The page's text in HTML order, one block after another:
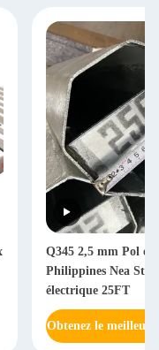
Q345 2,5 mm Pol
Philippines Nea
électrique 25FT
Obtenez le meilleur